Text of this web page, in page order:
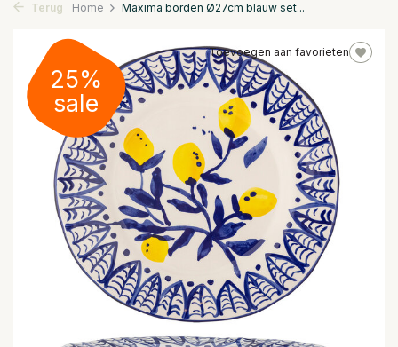
Terug Home Maxima borden Ø27cm blauw set...
Toevoegen aan favorieten
25%
sale